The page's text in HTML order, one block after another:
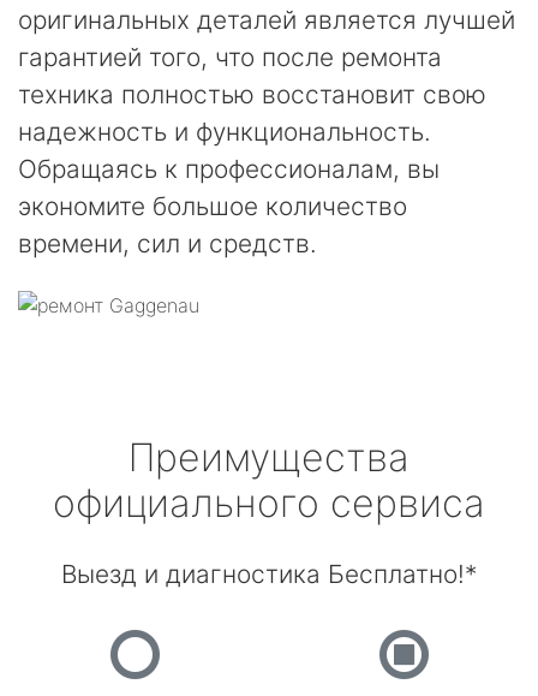
оригинальных деталей является лучшей
гарантией того, что после ремонта
техника полностью восстановит свою
надежность и функциональность.
Обращаясь к профессионалам, вы
экономите большое количество
времени, сил и средств.
Преимущества
официального сервиса
Выезд и диагностика Бесплатно!*